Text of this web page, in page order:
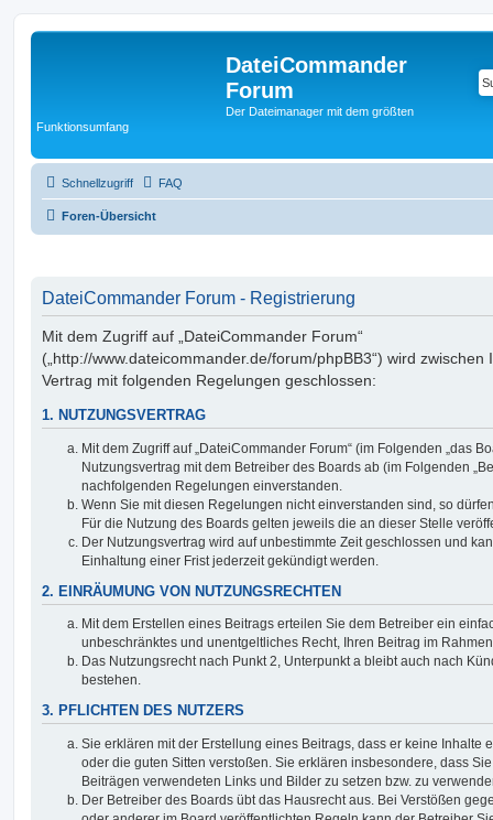
DateiCommander
Forum
Der Dateimanager mit dem größten
Funktionsumfang
Schnellzugriff FAQ
Foren-Übersicht
DateiCommander Forum - Registrierung
Mit dem Zugriff auf „DateiCommander Forum“
(„http://www.dateicommander.de/forum/phpBB3“) wird
Vertrag mit folgenden Regelungen geschlossen:
1. NUTZUNGSVERTRAG
Mit dem Zugriff auf „DateiCommander Forum“ (im Folgenden „das
Nutzungsvertrag mit dem Betreiber des Boards ab (im Folgenden
nachfolgenden Regelungen einverstanden.
Wenn Sie mit diesen Regelungen nicht einverstanden sind, so
Für die Nutzung des Boards gelten jeweils die an dieser Stelle
Der Nutzungsvertrag wird auf unbestimmte Zeit geschlossen und
Einhaltung einer Frist jederzeit gekündigt werden.
2. EINRÄUMUNG VON NUTZUNGSRECHTEN
Mit dem Erstellen eines Beitrags erteilen Sie dem Betreiber ein
unbeschränktes und unentgeltliches Recht, Ihren Beitrag im
Das Nutzungsrecht nach Punkt 2, Unterpunkt a bleibt auch nach
bestehen.
3. PFLICHTEN DES NUTZERS
Sie erklären mit der Erstellung eines Beitrags, dass er keine Inhalte
oder die guten Sitten verstoßen. Sie erklären insbesondere, dass
Beiträgen verwendeten Links und Bilder zu setzen bzw. zu
Der Betreiber des Boards übt das Hausrecht aus. Bei Verstößen